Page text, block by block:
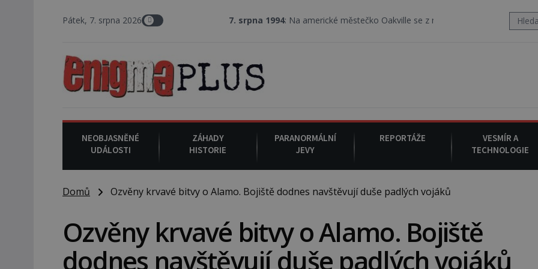
Pátek, 7. srpna 2026 7. srpna 1994 : Na americké městečko Oakville se z nebe snáší podivná rosolovitá látka
NEOBJASNĚNÉ
UDÁLOSTI
ZÁHADY
HISTORIE
PARANORMÁLNÍ
JEVY
REPORTÁŽE
VESMÍR A
TECHNOLOGIE
Domů Ozvěny krvavé bitvy o Alamo. Bojiště dodnes navštěvují duše padlých vojáků
Ozvěny krvavé bitvy o Alamo. Bojiště
dodnes navštěvují duše padlých vojáků